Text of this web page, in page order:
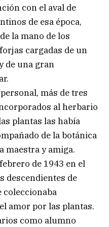
con el aval de
de esa época,
la mano de los
cargadas de un
de una gran
más de tres
al herbario
plantas las había
de la botánica
maestra y amiga.
de 1943 en el
descendientes de
coleccionaba
amor por las plantas.
como alumno